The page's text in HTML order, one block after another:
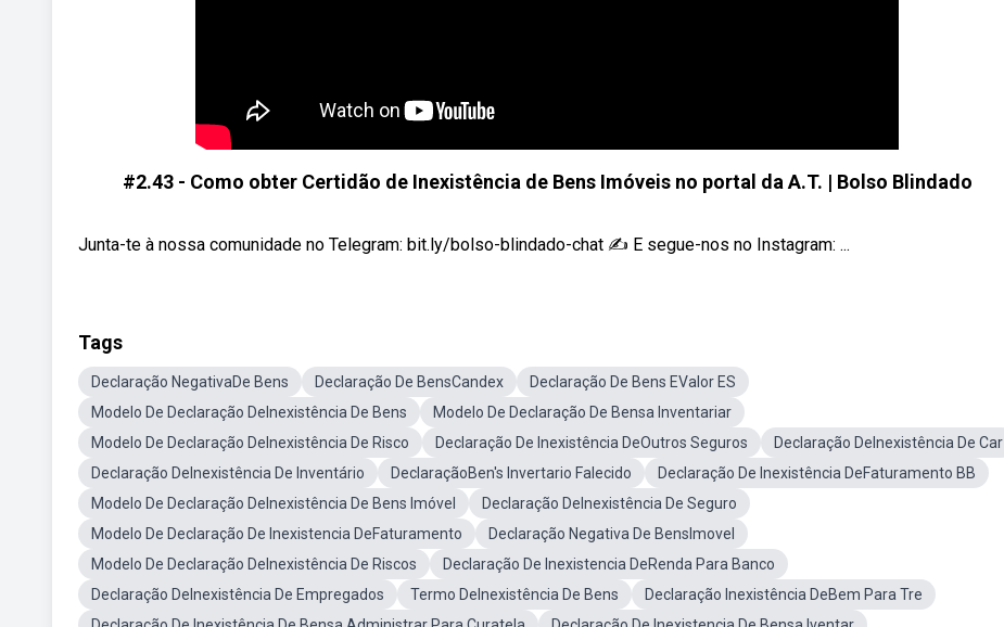
#2.43 - Como obter Certidão de Inexistência de Bens Imóveis no portal da A.T. | Bolso Blindado
Junta-te à nossa comunidade no Telegram: bit.ly/bolso-blindado-chat ✍ E segue-nos no Instagram: ...
Tags
Declaração NegativaDe Bens Declaração De BensCandex
Declaração De Bens EValor ES
Modelo De Declaração DeInexistência De Bens
Modelo De Declaração De Bensa Inventariar
Modelo De Declaração DeInexistência De Risco
Declaração De Inexistência DeOutros Seguros
Declaração DeInexistência De Car
Declaração DeInexistência De Inventário
DeclaraçãoBen's Invertario Falecido
Declaração De Inexistência DeFaturamento BB
Modelo De Declaração DeInexistência De Bens Imóvel
Declaração DeInexistência De Seguro
Modelo De Declaração De Inexistencia DeFaturamento
Declaração Negativa De BensImovel
Modelo De Declaração DeInexistência De Riscos
Declaração De Inexistencia DeRenda Para Banco
Declaração DeInexistência De Empregados
Termo DeInexistência De Bens
Declaração Inexistência DeBem Para Tre